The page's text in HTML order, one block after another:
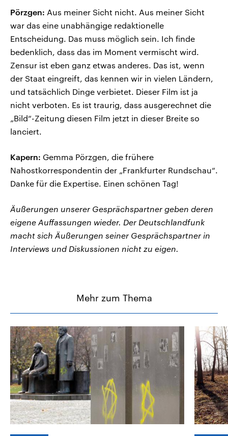
Pörzgen: Aus meiner Sicht nicht. Aus meiner Sicht
war das eine unabhängige redaktionelle
Entscheidung. Das muss möglich sein. Ich finde
bedenklich, dass das im Moment vermischt wird.
Zensur ist eben ganz etwas anderes. Das ist, wenn
der Staat eingreift, das kennen wir in vielen Ländern,
und tatsächlich Dinge verbietet. Dieser Film ist ja
nicht verboten. Es ist traurig, dass ausgerechnet die
„Bild“-Zeitung diesen Film jetzt in dieser Breite so
lanciert.
Kapern: Gemma Pörzgen, die frühere
Nahostkorrespondentin der „Frankfurter Rundschau“.
Danke für die Expertise. Einen schönen Tag!
Äußerungen unserer Gesprächspartner geben deren
eigene Auffassungen wieder. Der Deutschlandfunk
macht sich Äußerungen seiner Gesprächspartner in
Interviews und Diskussionen nicht zu eigen.
Mehr zum Thema